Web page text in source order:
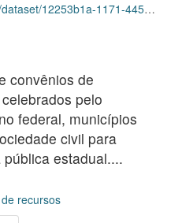
1879e486-545c-400e-98c2-45b41326dfae/download/ft_convenio_entrada_dotacao.csv.gz
convênios de
pelo
federal, municípios
civil para
estadual....
recursos